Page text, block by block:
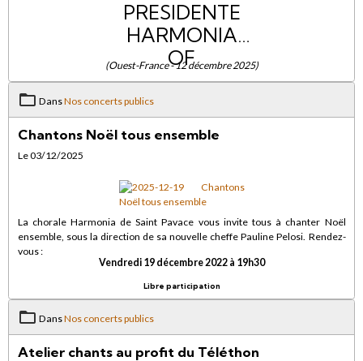
(Ouest-France - 12 décembre 2025)
DansNos concerts publics
Chantons Noël tous ensemble
Le 03/12/2025
La chorale Harmonia de Saint Pavace vous invite tous à chanter Noël
ensemble, sous la direction de sa nouvelle cheffe Pauline Pelosi. Rendez-
vous :
Vendredi 19 décembre 2022 à 19h30
Libre participation
DansNos concerts publics
Atelier chants au profit du Téléthon